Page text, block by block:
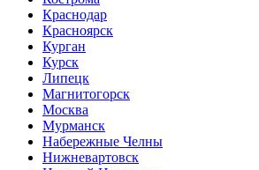
Краснодар
Красноярск
Курган
Курск
Липецк
Магнитогорск
Москва
Мурманск
Набережные Челны
Нижневартовск